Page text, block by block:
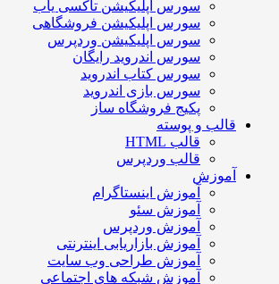
سورس اپلیکیشن تاکسی یاب
سورس اپلیکیشن فروشگاهی
سورس اپلیکیشن وردپرس
سورس اندروید رایگان
سورس کتاب اندروید
سورس بازی اندروید
پکیج فروشگاه ساز
قالب و پوسته
قالب HTML
قالب وردپرس
آموزش
آموزش اینستاگرام
آموزش سئو
آموزش وردپرس
آموزش بازاریابی اینترنتی
آموزش طراحی وب سایت
آموزش شبکه های اجتماعی